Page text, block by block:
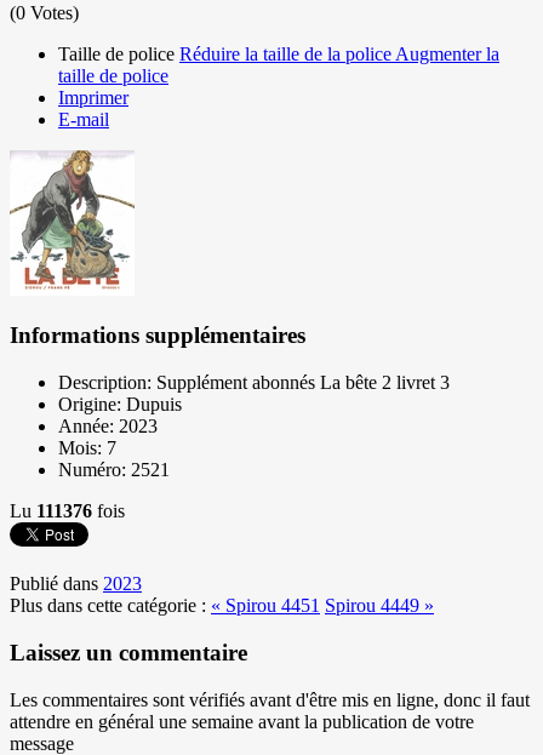
(0 Votes)
Taille de police Réduire la taille de la police Augmenter la
taille de police
Imprimer
E-mail
Informations supplémentaires
Description: Supplément abonnés La bête 2 livret 3
Origine: Dupuis
Année: 2023
Mois: 7
Numéro: 2521
Lu 111376 fois
Publié dans 2023
Plus dans cette catégorie : « Spirou 4451 Spirou 4449 »
Laissez un commentaire
Les commentaires sont vérifiés avant d'être mis en ligne, donc il faut
attendre en général une semaine avant la publication de votre
message